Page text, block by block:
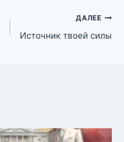
ДАЛЕЕ
Источник твоей силы